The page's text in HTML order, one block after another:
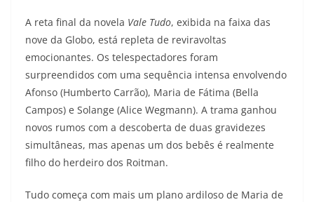
A reta final da novela Vale Tudo, exibida na faixa das
nove da Globo, está repleta de reviravoltas
emocionantes. Os telespectadores foram
surpreendidos com uma sequência intensa envolvendo
Afonso (Humberto Carrão), Maria de Fátima (Bella
Campos) e Solange (Alice Wegmann). A trama ganhou
novos rumos com a descoberta de duas gravidezes
simultâneas, mas apenas um dos bebês é realmente
filho do herdeiro dos Roitman.
Tudo começa com mais um plano ardiloso de Maria de